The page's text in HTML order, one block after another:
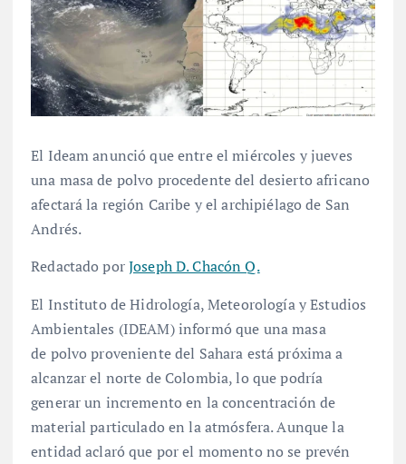
El Ideam anunció que entre el miércoles y jueves
una masa de polvo procedente del desierto africano
afectará la región Caribe y el archipiélago de San
Andrés.
Redactado porJoseph D. Chacón Q.
El Instituto de Hidrología, Meteorología y Estudios
Ambientales (IDEAM) informó que una masa
de polvo proveniente del Sahara está próxima a
alcanzar el norte de Colombia, lo que podría
generar un incremento en la concentración de
material particulado en la atmósfera. Aunque la
entidad aclaró que por el momento no se prevén